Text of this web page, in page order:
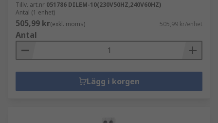
Tillv. art.nr 051786 DILEM-10(230V50HZ,240V60HZ)
Antal (1 enhet)
505,99 kr(exkl. moms) 505,99 kr/enhet
Antal
Lägg i korgen